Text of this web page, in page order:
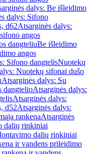
dalys: Be išleidimo
dalys: Sifono
d62Atsarginės dalys:
angos
dangteliuBe išleidimo
angos
Sifono dangtelisNuotekų
Nuotekų sifonai dušo
Atsarginės dalys: Su
dangtelioAtsarginės dalys:
Atsarginės dalys:
d52Atsarginės dalys:
rankenaAtsarginės
dalių rinkiniai
dalių rinkiniai
ir vandens prileidimo